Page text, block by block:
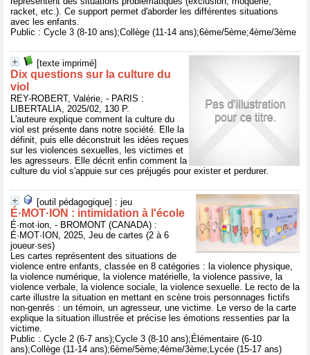
racket, etc.). Ce support permet d'aborder les différentes situations
avec les enfants.
Public : Cycle 3 (8-10 ans);Collège (11-14 ans);6ème/5ème;4ème/3ème
[texte imprimé]
Dix questions sur la culture du
viol
REY-ROBERT, Valérie, - PARIS :
LIBERTALIA, 2025/02, 130 P.
L'auteure explique comment la culture du
viol est présente dans notre société. Elle la
définit, puis elle déconstruit les idées reçues
sur les violences sexuelles, les victimes et
les agresseurs. Elle décrit enfin comment la
culture du viol s'appuie sur ces préjugés pour exister et perdurer.
[outil pédagogique] : jeu
É·MOT·ION : intimidation à l'école
É·mot·ion, - BROMONT (CANADA) :
É·MOT·ION, 2025, Jeu de cartes (2 à 6
joueur·ses)
Les cartes représentent des situations de
violence entre enfants, classée en 8 catégories : la violence physique,
la violence numérique, la violence matérielle, la violence passive, la
violence verbale, la violence sociale, la violence sexuelle. Le recto de la
carte illustre la situation en mettant en scène trois personnages fictifs
non-genrés : un témoin, un agresseur, une victime. Le verso de la carte
explique la situation illustrée et précise les émotions ressenties par la
victime.
Public : Cycle 2 (6-7 ans);Cycle 3 (8-10 ans);Élémentaire (6-10
ans);Collège (11-14 ans);6ème/5ème;4ème/3ème;Lycée (15-17 ans)